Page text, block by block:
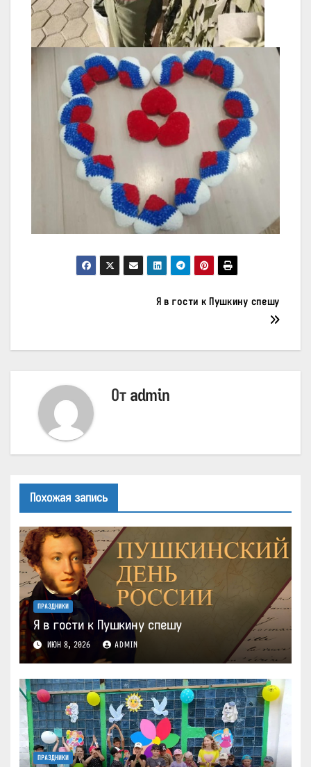
Я в гости к Пушкину спешу
От admin
Похожая запись
ПРАЗДНИКИ
Я в гости к Пушкину спешу
ИЮН 8, 2026 ADMIN
ПРАЗДНИКИ